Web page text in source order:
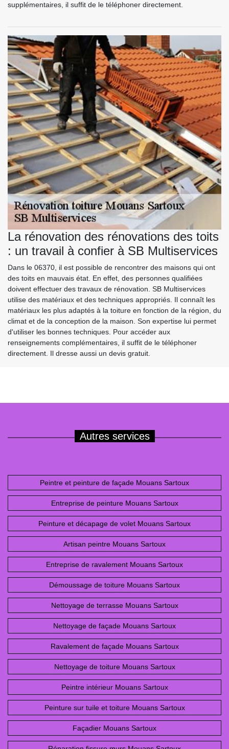
supplémentaires, il suffit de le téléphoner directement.
La rénovation des rénovations des toits
: un travail à confier à SB Multiservices
Dans le 06370, il est possible de rencontrer des maisons qui ont
des toits en mauvais état. En effet, des personnes qualifiées
doivent effectuer des travaux de rénovation. SB Multiservices
utilise des matériaux et des techniques appropriés. Il connaît les
matériaux les plus adaptés à la toiture en fonction de la région, du
climat et de la conception de la maison. Son expertise lui permet
d'utiliser les bonnes techniques. Pour accéder aux
renseignements complémentaires, il suffit de le téléphoner
directement. Il dresse aussi un devis gratuit.
Autres services
Peintre et peinture de façade Mouans Sartoux
Entreprise de peinture Mouans Sartoux
Peinture et décapage de volet Mouans Sartoux
Artisan peintre Mouans Sartoux
Entreprise de ravalement Mouans Sartoux
Démoussage de toiture Mouans Sartoux
Nettoyage de terrasse Mouans Sartoux
Nettoyage de façade Mouans Sartoux
Ravalement de façade Mouans Sartoux
Nettoyage de toiture Mouans Sartoux
Peintre intérieur Mouans Sartoux
Peinture sur tuile et toiture Mouans Sartoux
Façadier Mouans Sartoux